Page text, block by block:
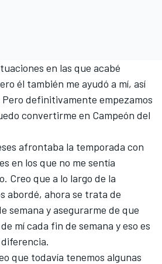
en las que acabé
él también me ayudó a mí, así
definitivamente empezamos
convertirme en Campeón del
afrontaba la temporada con
en los que no me sentía
Creo que a lo largo de la
abordé, ahora se trata de
semana y asegurarme de que
mí cada fin de semana y eso es
que todavía tenemos algunas